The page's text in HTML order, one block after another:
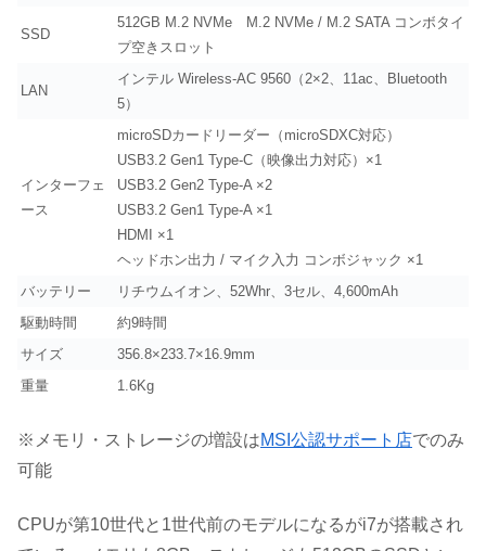
SSD
512GB M.2 NVMe M.2 NVMe / M.2 SATA コンボタイ
プ空きスロット
LAN
インテル Wireless-AC 9560（2×2、11ac、Bluetooth
5）
インターフェ
ース
microSDカードリーダー（microSDXC対応）
USB3.2 Gen1 Type-C（映像出力対応）×1
USB3.2 Gen2 Type-A ×2
USB3.2 Gen1 Type-A ×1
HDMI ×1
ヘッドホン出力 / マイク入力 コンボジャック ×1
バッテリー
リチウムイオン、52Whr、3セル、4,600mAh
駆動時間
約9時間
サイズ
356.8×233.7×16.9mm
重量
1.6Kg
※メモリ・ストレージの増設はMSI公認サポート店でのみ
可能
CPUが第10世代と1世代前のモデルになるがi7が搭載され